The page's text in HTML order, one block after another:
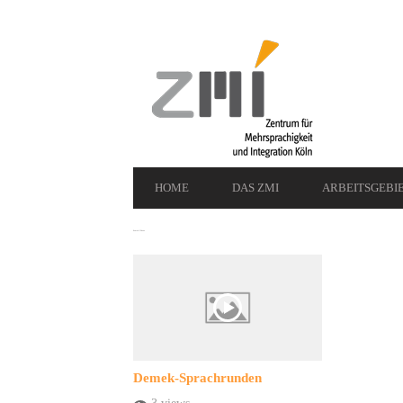
Navigation
HOME DAS ZMI
Demek-Sprachrunden